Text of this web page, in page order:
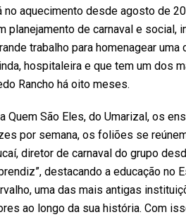
no aquecimento desde agosto de
planejamento de carnaval e
trabalho para homenagear
hospitaleira e que tem um dos
Rancho há oito meses.
Quem São Eles, do Umarizal, os
por semana, os foliões se
diretor de carnaval do grupo
destacando a educação
uma das mais antigas
ao longo da sua história. Com